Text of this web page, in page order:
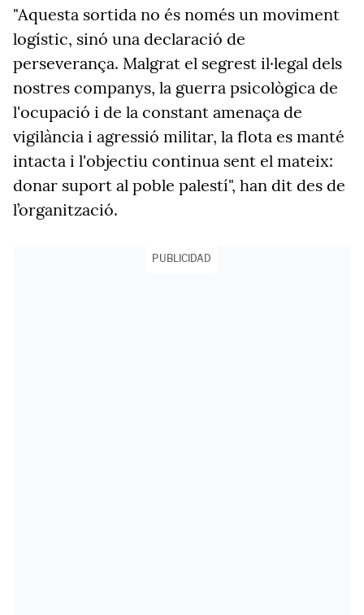
"Aquesta sortida no és només un moviment
logístic, sinó una declaració de
perseverança. Malgrat el segrest il·legal dels
nostres companys, la guerra psicològica de
l'ocupació i de la constant amenaça de
vigilància i agressió militar, la flota es manté
intacta i l'objectiu continua sent el mateix:
donar suport al poble palestí", han dit des de
l’organització.
PUBLICIDAD